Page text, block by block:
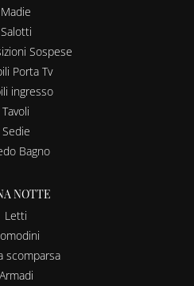
Madie
Salotti
Sospese
Porta Tv
ingresso
Tavoli
Sedie
Bagno
NOTTE
Letti
scomparsa
Armadi